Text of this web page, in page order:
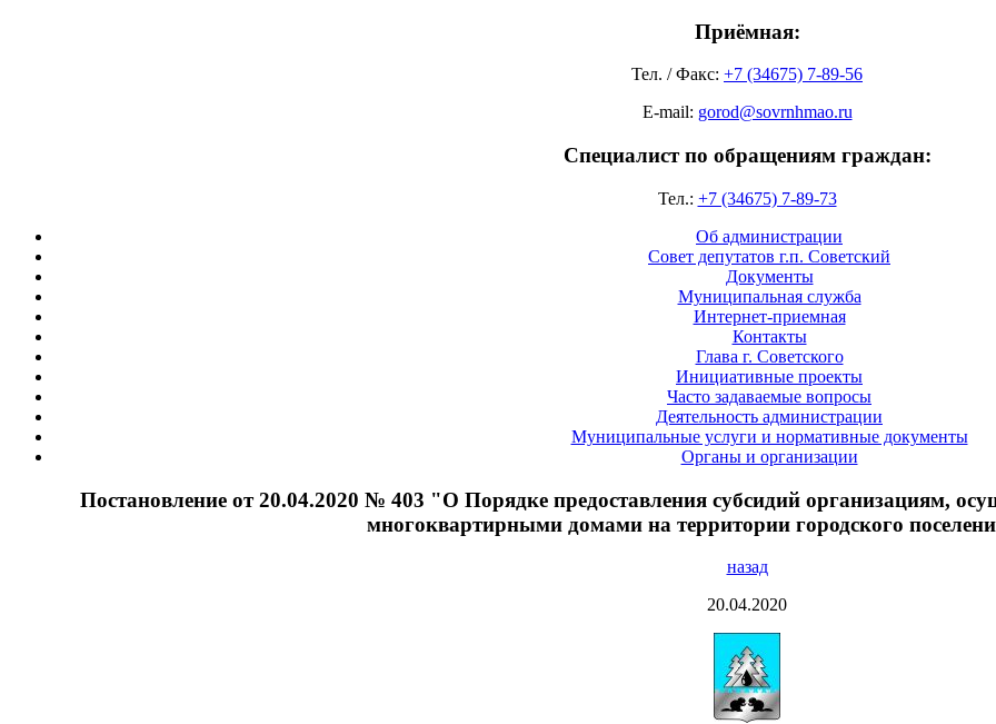
Приёмная:
Тел. / Факс: +7 (34675) 7-89-56
E-mail: gorod@sovrnhmao.ru
Специалист по обращениям граждан:
Тел.: +7 (34675) 7-89-73
Об администрации
Совет депутатов г.п. Советский
Документы
Муниципальная служба
Интернет-приемная
Контакты
Глава г. Советского
Инициативные проекты
Часто задаваемые вопросы
Деятельность администрации
Муниципальные услуги и нормативные документы
Органы и организации
Постановление от 20.04.2020 № 403 "О Порядке предоставления субсидий организациям,
многоквартирными домами на территории городского
назад
20.04.2020